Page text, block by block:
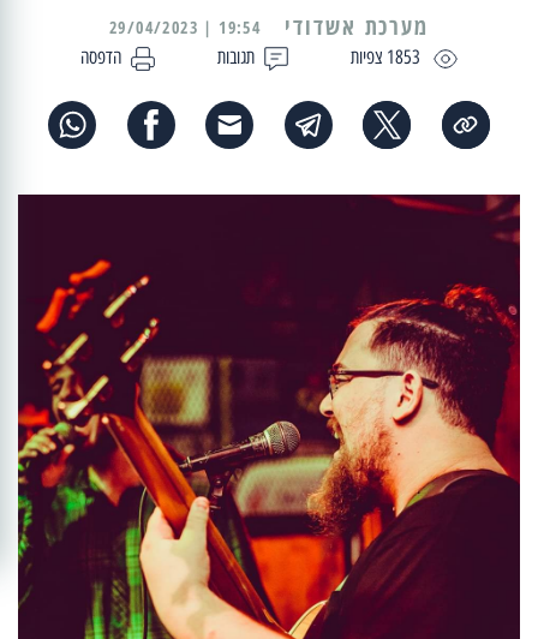
1853 צפיות תגובות הדפסה
מערכת אשדודי 19:54 | 29/04/2023